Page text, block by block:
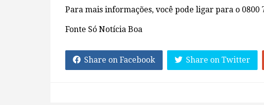
Para mais informações, você pode ligar para o 0800
Fonte Só Notícia Boa
Share on Facebook Share on Twitter